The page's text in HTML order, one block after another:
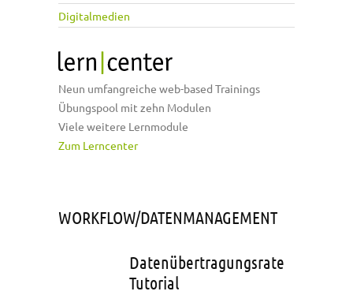
Digitalmedien
Neun umfangreiche web-based Trainings
Übungspool mit zehn Modulen
Viele weitere Lernmodule
Zum Lerncenter
WORKFLOW/DATENMANAGEMENT
Datenübertragungsrate
Tutorial